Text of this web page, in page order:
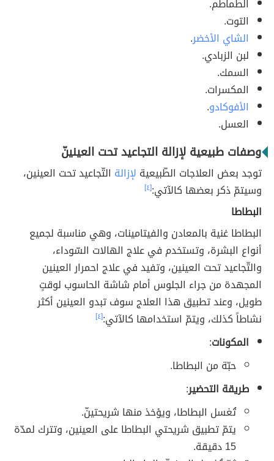
الطماطم.
التوت.
الشاي الأخضر.
لبن الزبادي.
السمك.
المكسرات.
الأفوكادو.
العسل.
وصفات طبيعية لإزالة التجاعيد تحت العينينّ
توجد بعض العلاجات الطّبيعية لإزالة التّجاعيد تحت العينين،
وسيتمّ ذكر بعضها كالآتي:[٤]
البطاطا
البطاطا غنية بالمعادن والفيتامينات، وهي مناسبة لجميع
أنواع البشرة، وتستخدم في علاج الهالات السّوداء،
والتّجاعيد تحت العينين، وتفيد في علاج احمرار العينين
المجهدة من جراء الجلوس أمام شاشة الحاسوب لوقتٍ
طويل، وعند تطبيق هذا العلاج سوف تبدو العينين أكثر
نشاطاً كذلك، ويتمّ استخدامها كالآتي:[٤]
المكونات:
حبّة من البطاطا.
طريقة التحضير:
تُغسل البطاطا، ويؤخذ منها شريحتينّ.
يتمّ تطبيق شريحتي البطاطا على العينين، وتترك لمدّة
15 دقيقة.